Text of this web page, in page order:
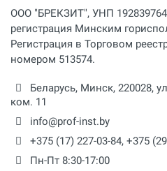
ООО "БРЕКЗИТ", УНП
регистрация Минским
Регистрация в Торговом
номером 513574.
Беларусь, Минск, 220028,
ком. 11
info@prof-inst.by
+375 (17) 227-03-84, +375
Пн-Пт 8:30-17:00